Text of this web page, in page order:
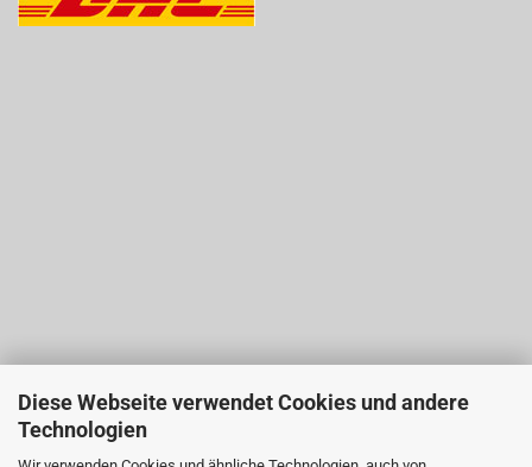
Diese Webseite verwendet Cookies und andere
Technologien